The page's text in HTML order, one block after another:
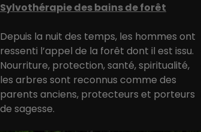
Sylvothérapie des bains de forêt
Depuis la nuit des temps, les hommes ont
ressenti l’appel de la forêt dont il est issu.
Nourriture, protection, santé, spiritualité,
les arbres sont reconnus comme des
parents anciens, protecteurs et porteurs
de sagesse.